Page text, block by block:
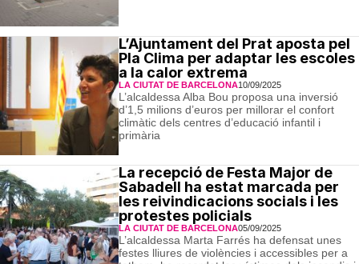
L’Ajuntament del Prat aposta pel
Pla Clima per adaptar les escoles
a la calor extrema
LA CIUTAT DE BARCELONA10/09/2025
L’alcaldessa Alba Bou proposa una inversió
d’1,5 milions d’euros per millorar el confort
climàtic dels centres d’educació infantil i
primària
La recepció de Festa Major de
Sabadell ha estat marcada per
les reivindicacions socials i les
protestes policials
LA CIUTAT DE BARCELONA05/09/2025
L’alcaldessa Marta Farrés ha defensat unes
festes lliures de violències i accessibles per a